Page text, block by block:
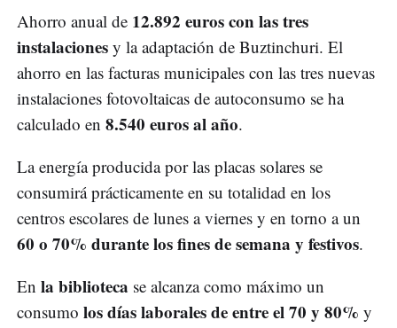
Ahorro anual de 12.892 euros con las tres
instalaciones y la adaptación de Buztinchuri. El
ahorro en las facturas municipales con las tres nuevas
instalaciones fotovoltaicas de autoconsumo se ha
calculado en 8.540 euros al año.
La energía producida por las placas solares se
consumirá prácticamente en su totalidad en los
centros escolares de lunes a viernes y en torno a un
60 o 70% durante los fines de semana y festivos.
En la biblioteca se alcanza como máximo un
consumo los días laborales de entre el 70 y 80% y